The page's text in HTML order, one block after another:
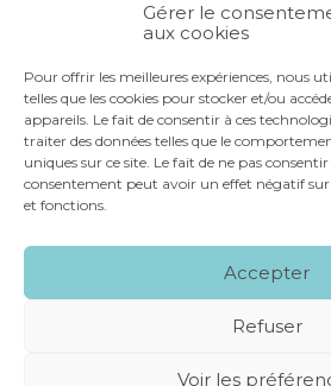
Gérer le
aux cookies
Pour offrir les meilleures expériences, nous
telles que les cookies pour stocker et/ou
appareils. Le fait de consentir à ces
traiter des données telles que le
uniques sur ce site. Le fait de ne pas
consentement peut avoir un effet négatif
et fonctions.
Accepter
Refuser
Voir les
FaceBook
TwitterLinkedIn
Footer
NOS SERVICES
NOS SPÉCIALITÉS
MENTIONS LÉGALES PLAN DU SITE